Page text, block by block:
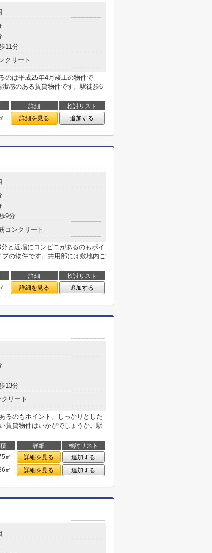
11分
クリート
のは平成25年4月竣工の物件で
感のある賃貸物件です。駅徒歩6
詳細
検討リスト
詳細を見る 追加する
9分
コンクリート
と近場にコンビニがあるのもポイ
の物件です。共用部には敷地内ご
詳細
検討リスト
詳細を見る 追加する
13分
リート
るのもポイント。しっかりとした
賃貸物件はいかがでしょうか。駅
詳細
検討リスト
㎡ 詳細を見る
追加する
㎡ 詳細を見る 追加する